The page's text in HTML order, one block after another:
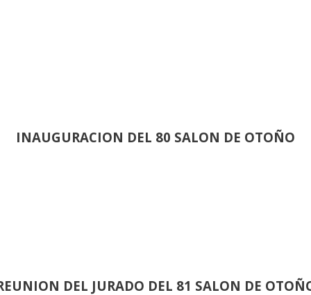
INAUGURACION DEL 80 SALON DE OTOÑO
DEL JURADO DEL 81 SALON DE